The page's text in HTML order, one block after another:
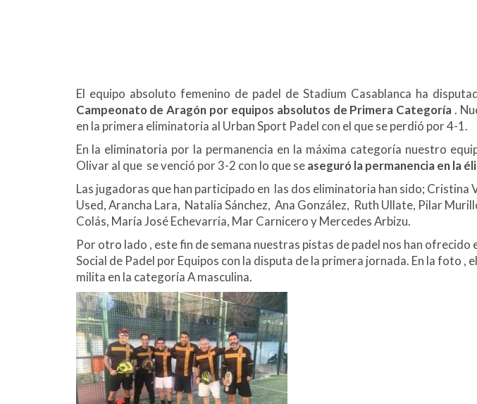
El equipo absoluto femenino de padel de Stadium Casablanca ha
Campeonato de Aragón por equipos absolutos de Primera Categoría.
en la primera eliminatoria al Urban Sport Padel con el que se perdió por 4-1.
En la eliminatoria por la permanencia en la máxima categoría nuestro
Olivar al que se venció por 3-2 con lo que seaseguró la permanencia en la
Las jugadoras que han participado en las dos eliminatoria han sido; Cristina
Used, Arancha Lara, Natalia Sánchez, Ana González, Ruth Ullate, Pilar
Colás, María José Echevarria, Mar Carnicero y Mercedes Arbizu.
Por otro lado , este fin de semana nuestras pistas de padel nos han ofrecido
Social de Padel por Equipos con la disputa de la primera jornada. En la foto ,
milita en la categoría A masculina.